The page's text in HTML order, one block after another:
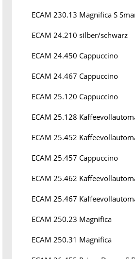
ECAM 230.13 Magnifica S
ECAM 24.210 silber/schwarz
ECAM 24.450 Cappuccino
ECAM 24.467 Cappuccino
ECAM 25.120 Cappuccino
ECAM 25.128
ECAM 25.452
ECAM 25.457 Cappuccino
ECAM 25.462
ECAM 25.467
ECAM 250.23 Magnifica
ECAM 250.31 Magnifica